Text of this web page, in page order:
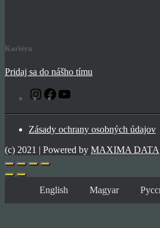
Kariéra
Pridaj sa do nášho tímu
InstagramFacebook
Zásady ochrany osobných údajov
(c) 2021 | Powered by MAXIMA DATA
English Magyar